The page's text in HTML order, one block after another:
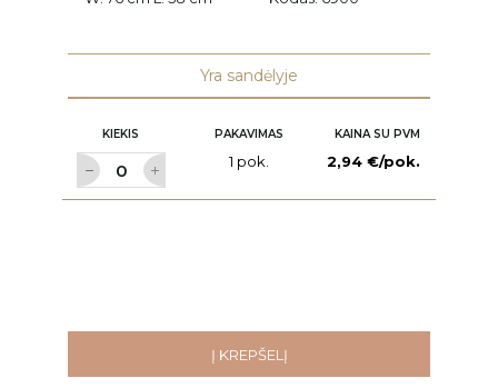
Yra sandėlyje
KIEKIS PAKAVIMAS KAINA SU PVM
1 pok. 2,94 €/pok.
Į KREPŠELĮ